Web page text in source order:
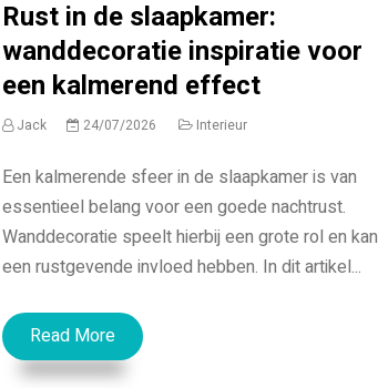
Rust in de slaapkamer:
wanddecoratie inspiratie voor
een kalmerend effect
Jack 24/07/2026 Interieur
Een kalmerende sfeer in de slaapkamer is van
essentieel belang voor een goede nachtrust.
Wanddecoratie speelt hierbij een grote rol en kan
een rustgevende invloed hebben. In dit artikel...
Read More